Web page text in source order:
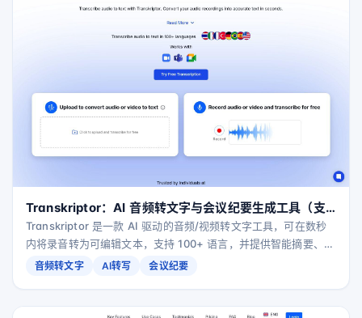
Transkriptor：AI 音频转文字与会议纪要生成工具（支
持 100+ 语言）
Transkriptor 是一款 AI 驱动的音频/视频转文字工具，可在数秒
内将录音转为可编辑文本，支持 100+ 语言，并提供智能摘要、行
动项提取、话题拆解与可搜索知识库，适用于会议、访谈、课程与
音频转文字 AI转写 会议纪要